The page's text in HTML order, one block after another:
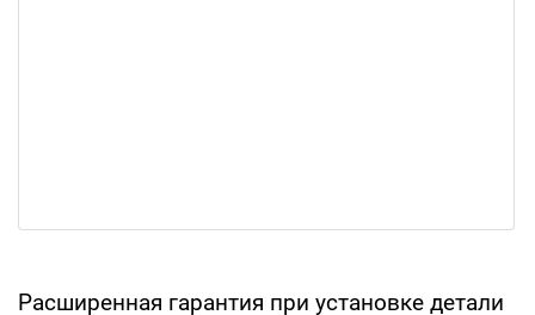
Расширенная гарантия при установке детали